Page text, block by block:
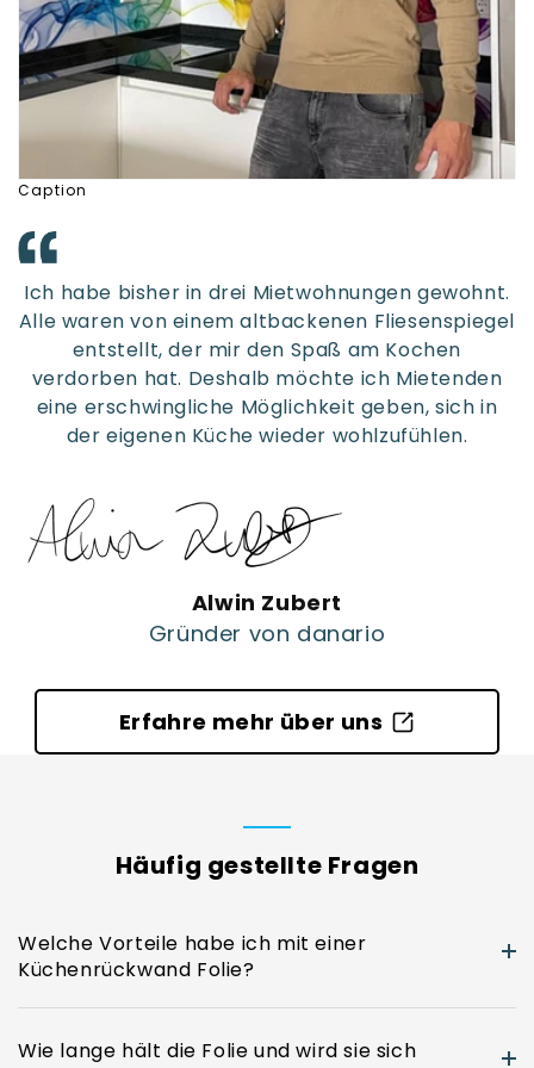
Caption
Ich habe bisher in drei Mietwohnungen gewohnt.
Alle waren von einem altbackenen Fliesenspiegel
entstellt, der mir den Spaß am Kochen
verdorben hat. Deshalb möchte ich Mietenden
eine erschwingliche Möglichkeit geben, sich in
der eigenen Küche wieder wohlzufühlen.
Alwin Zubert
Gründer von danario
Erfahre mehr über uns
Häufig gestellte Fragen
Welche Vorteile habe ich mit einer
Küchenrückwand Folie?
Unsere Küchenrückwand Folien sind
wasserabweisend, hitzebeständig, einfach
Wie lange hält die Folie und wird sie sich